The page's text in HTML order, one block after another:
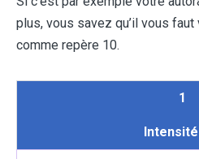
plus, vous savez qu’il vous
comme repère 10.
1